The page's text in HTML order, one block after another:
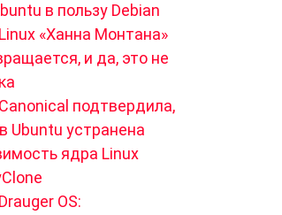
в пользу Debian
Linux «Ханна Монтана»
и да, это не
Canonical подтвердила,
Ubuntu устранена
ядра Linux
Drauger OS: